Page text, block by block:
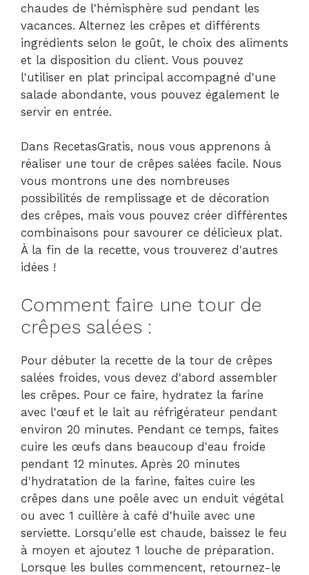
chaudes de l'hémisphère sud pendant les
vacances. Alternez les crêpes et différents
ingrédients selon le goût, le choix des aliments
et la disposition du client. Vous pouvez
l'utiliser en plat principal accompagné d'une
salade abondante, vous pouvez également le
servir en entrée.
Dans RecetasGratis, nous vous apprenons à
réaliser une tour de crêpes salées facile. Nous
vous montrons une des nombreuses
possibilités de remplissage et de décoration
des crêpes, mais vous pouvez créer différentes
combinaisons pour savourer ce délicieux plat.
À la fin de la recette, vous trouverez d'autres
idées !
Comment faire une tour de
crêpes salées :
Pour débuter la recette de la tour de crêpes
salées froides, vous devez d'abord assembler
les crêpes. Pour ce faire, hydratez la farine
avec l'œuf et le lait au réfrigérateur pendant
environ 20 minutes. Pendant ce temps, faites
cuire les œufs dans beaucoup d'eau froide
pendant 12 minutes. Après 20 minutes
d'hydratation de la farine, faites cuire les
crêpes dans une poêle avec un enduit végétal
ou avec 1 cuillère à café d'huile avec une
serviette. Lorsqu'elle est chaude, baissez le feu
à moyen et ajoutez 1 louche de préparation.
Lorsque les bulles commencent, retournez-le